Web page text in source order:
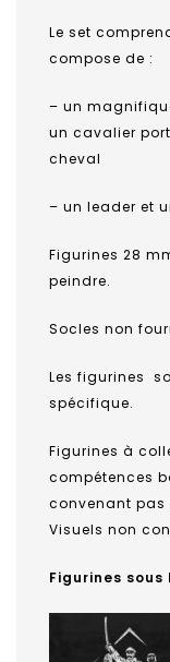
Le set
compose de :
– un
un cavalier
cheval
– un leader et
Figurines 28
peindre.
Socles non
Les figurines
spécifique.
Figurines à
compétences
convenant pas
Visuels non
Figurines